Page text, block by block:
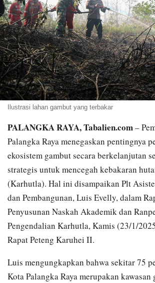
Ilustrasi lahan gambut yang terbakar
PALANGKA RAYA, Tabalien.com–
Palangka Raya menegaskan pentingnya
ekosistem gambut secara berkelanjutan
strategis untuk mencegah kebakaran
(Karhutla). Hal ini disampaikan Plt
dan Pembangunan, Luis Evelly, dalam
Penyusunan Naskah Akademik dan
Pengendalian Karhutla, Kamis (23/1/
Rapat Peteng Karuhei II.
Luis mengungkapkan bahwa sekitar 75
Kota Palangka Raya merupakan kawasan